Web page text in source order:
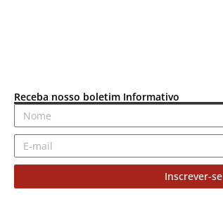
Receba nosso boletim Informativo
Inscrever-se